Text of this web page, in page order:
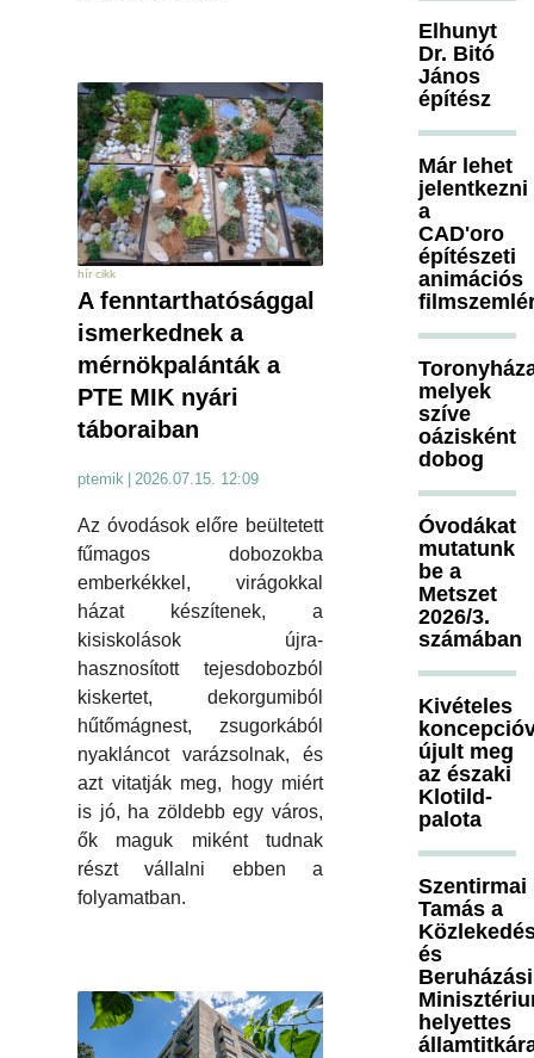
hír cikk
A fenntarthatósággal
ismerkednek a
mérnökpalánták a
PTE MIK nyári
táboraiban
ptemik 2026.07.15. 12:09
Az óvodások előre beültetett
fűmagos dobozokba
emberkékkel, virágokkal
házat készítenek, a
kisiskolások újra-
hasznosított tejesdobozból
kiskertet, dekorgumiból
hűtőmágnest, zsugorkából
nyakláncot varázsolnak, és
azt vitatják meg, hogy miért
is jó, ha zöldebb egy város,
ők maguk miként tudnak
részt vállalni ebben a
folyamatban.
Elhunyt
Dr. Bitó
János
építész
Már lehet
jelentkezni
a
CAD'oro
építészeti
animációs
melyek
szíve
oázisként
dobog
Óvodákat
mutatunk
be a
Metszet
2026/3.
számában
Kivételes
újult meg
az északi
Klotild-
palota
Szentirmai
Tamás a
és
Beruházási
helyettes